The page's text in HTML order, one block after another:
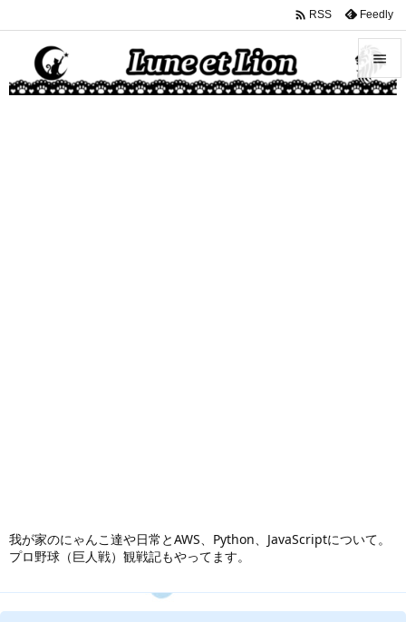
我が家のにゃんこ達や日常とAWS、Python、JavaScriptについて。
プロ野球（巨人戦）観戦記もやってます。


 RSS Feedly